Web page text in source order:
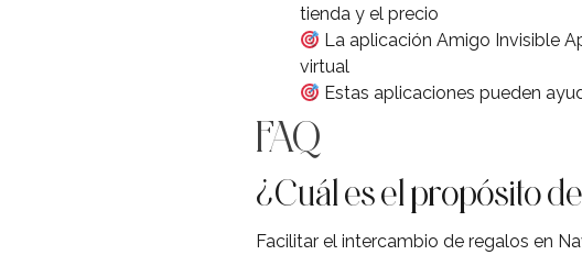
tienda y el precio
La aplicación Amigo Invisible
virtual
Estas aplicaciones pueden
FAQ
¿Cuál es el propósito
Facilitar el intercambio de regalos en